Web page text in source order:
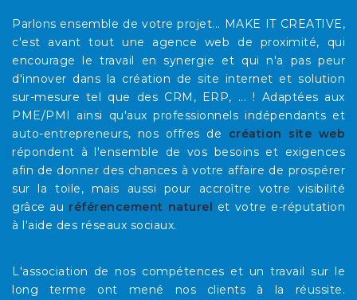
Parlons ensemble de votre projet... MAKE IT CREATIVE,
c'est avant tout une agence web de proximité, qui
encourage le travail en synergie et qui n'a pas peur
d'innover dans la création de site internet et solution
sur-mesure tel que des CRM, ERP, ... ! Adaptées aux
PME/PMI ainsi qu'aux professionnels indépendants et
auto-entrepreneurs, nos offres de création site web
répondent à l'ensemble de vos besoins et exigences
afin de donner des chances à votre affaire de prospérer
sur la toile, mais aussi pour accroître votre visibilité
grâce au référencement naturel et votre e-réputation
à l'aide des réseaux sociaux.
L'association de nos compétences et un travail sur le
long terme ont mené nos clients à la réussite.